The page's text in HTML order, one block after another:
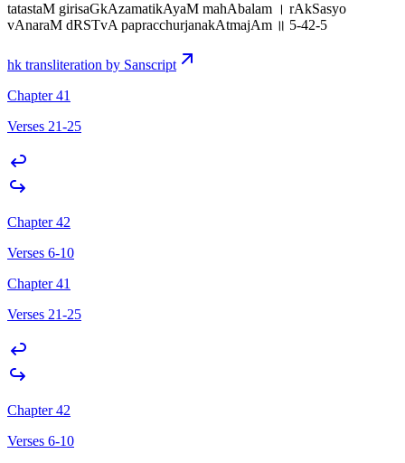
tatastaM girisaGkAzamatikAyaM mahAbalam । rAkSasyo
vAnaraM dRSTvA papracchurjanakAtmajAm ॥ 5-42-5
hk transliteration by Sanscript
Chapter 41
Verses 21-25
Chapter 42
Verses 6-10
Chapter 41
Verses 21-25
Chapter 42
Verses 6-10